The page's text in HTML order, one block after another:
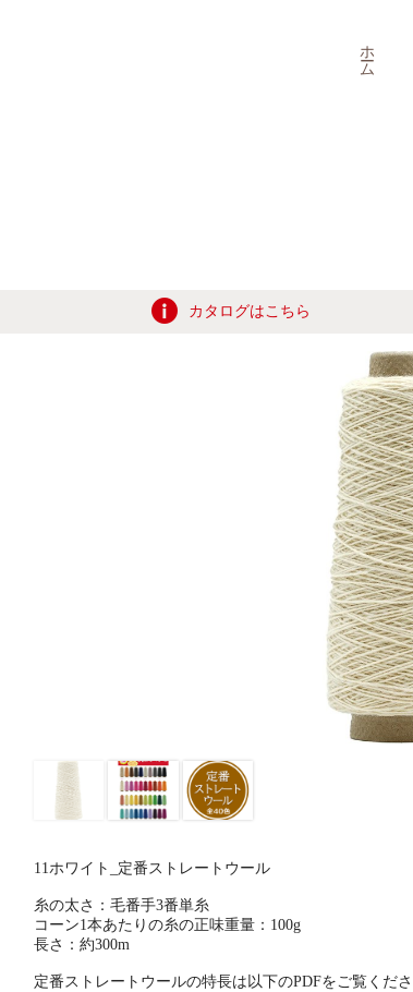
ホーム
カタログはこちら
11ホワイト_定番ストレートウール
糸の太さ：毛番手3番単糸
コーン1本あたりの糸の正味重量：100g
長さ：約300m
定番ストレートウールの特長は以下のPDFをご覧くださ